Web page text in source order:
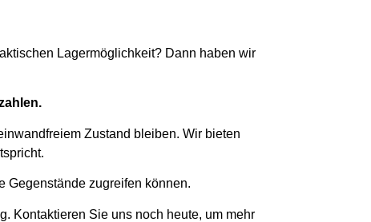
Lagermöglichkeit? Dann haben wir
Zustand bleiben. Wir bieten
Gegenstände zugreifen können.
Kontaktieren Sie uns noch heute, um mehr